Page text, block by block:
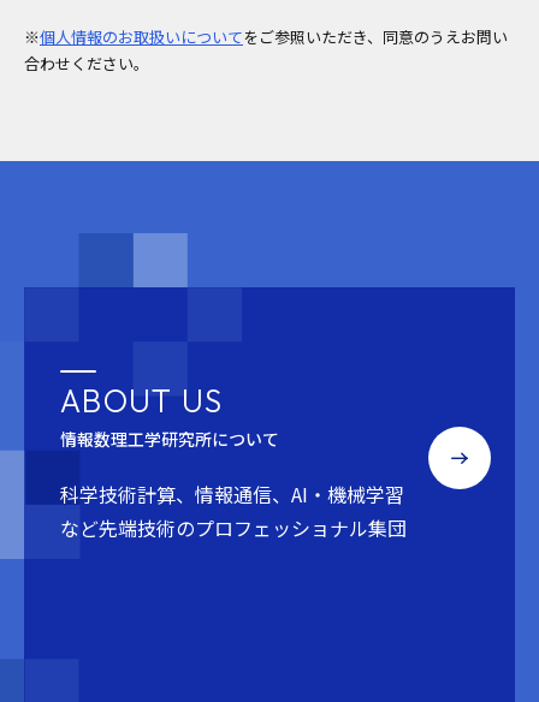
※個人情報のお取扱いについてをご参照いただき、同意のうえお問い
合わせください。
ABOUT US
情報数理工学研究所について
科学技術計算、情報通信、AI・機械学習
など先端技術のプロフェッショナル集団